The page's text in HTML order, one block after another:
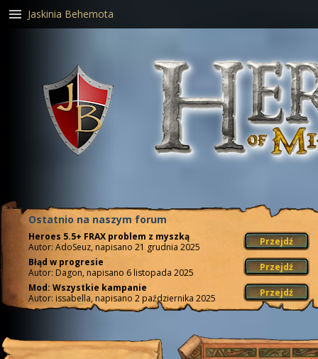
Ostatnio na naszym forum
Heroes 5.5+ FRAX problem z myszką
Autor: AdoSeuz, napisano 21 grudnia 2025
Przejdź
Błąd w progresie
Autor: Dagon, napisano 6 listopada 2025
Przejdź
Mod: Wszystkie kampanie
Autor: issabella, napisano 2 października 2025
Przejdź
Jaskinia Behemota